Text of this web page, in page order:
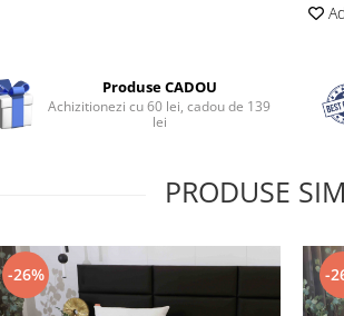
Produse CADOU
Achizitionezi cu 60 lei, cadou de 139
lei
PRODUSE
-26% -